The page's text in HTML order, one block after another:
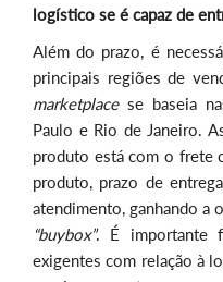
logístico se é capaz de
Além do prazo, é
principais regiões de
marketplacese baseia
Paulo e Rio de Janeiro.
produto está com o frete
produto, prazo de
atendimento, ganhando a
“buybox”. É importante
exigentes com relação à